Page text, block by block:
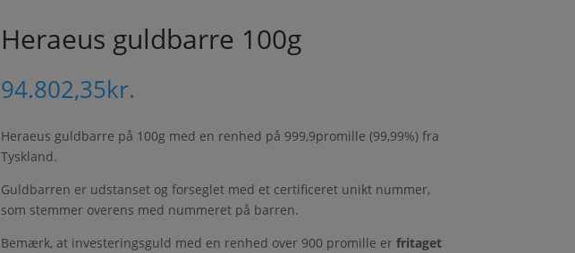
Heraeus guldbarre 100g
94.802,35kr.
Heraeus guldbarre på 100g med en renhed på 999,9promille (99,99%) fra
Tyskland.
Guldbarren er udstanset og forseglet med et certificeret unikt nummer,
som stemmer overens med nummeret på barren.
Bemærk, at investeringsguld med en renhed over 900 promille er fritaget